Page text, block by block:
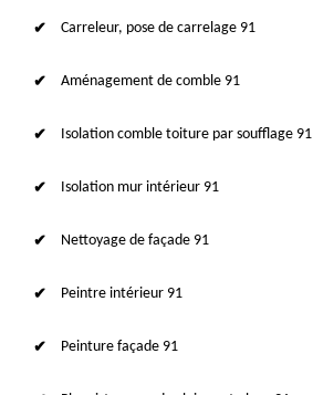
Carreleur, pose de carrelage 91
Aménagement de comble 91
Isolation comble toiture par soufflage 91
Isolation mur intérieur 91
Nettoyage de façade 91
Peintre intérieur 91
Peinture façade 91